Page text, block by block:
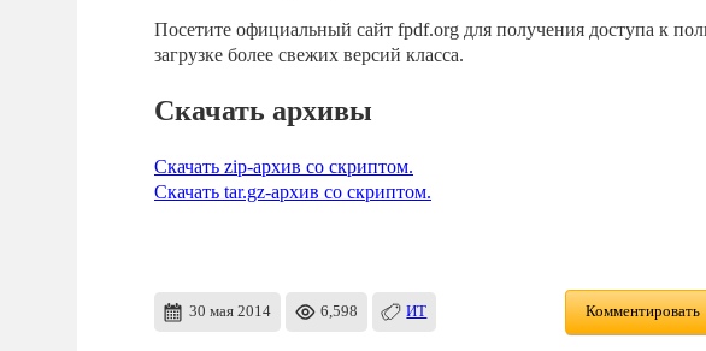
Посетите официальный сайт fpdf.org для получения доступа к
загрузке более свежих версий класса.
Скачать архивы
Скачать zip-архив со скриптом.
Скачать tar.gz-архив со скриптом.
30 мая 2014 6,598 ИТ Комментировать